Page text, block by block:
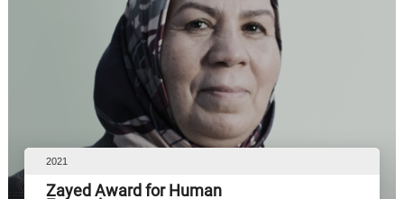
2021
Zayed Award for Human